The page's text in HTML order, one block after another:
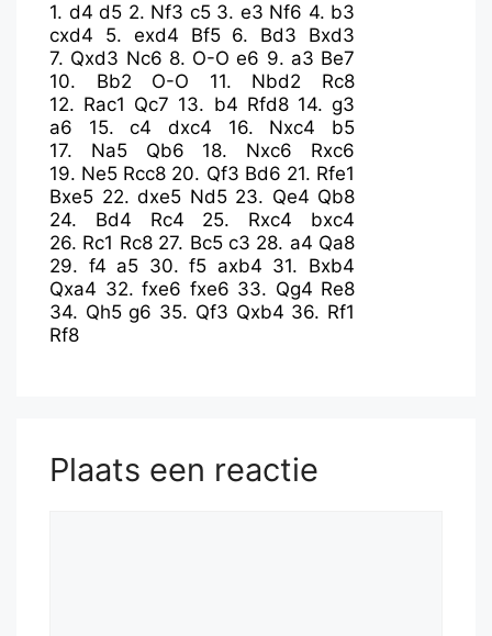
1. d4 d5 2. Nf3 c5 3. e3 Nf6 4. b3
cxd4
5. exd4 Bf5 6. Bd3
Bxd3
7. Qxd3 Nc6 8. O-O e6 9. a3 Be7
10. Bb2 O-O 11. Nbd2
Rc8
12. Rac1 Qc7 13. b4 Rfd8 14.g3
a6
15.c4 dxc4 16. Nxc4
b5
17. Na5 Qb6 18. Nxc6
Rxc6
19. Ne5 Rcc8 20. Qf3 Bd6 21. Rfe1
Bxe5 22. dxe5 Nd5 23. Qe4 Qb8
24. Bd4 Rc4 25. Rxc4
bxc4
26. Rc1 Rc8 27. Bc5 c3 28. a4 Qa8
29. f4 a5 30.f5 axb4 31. Bxb4
Qxa4 32. fxe6 fxe6 33. Qg4 Re8
34. Qh5 g6 35. Qf3 Qxb4 36. Rf1
Rf8
Plaats een reactie